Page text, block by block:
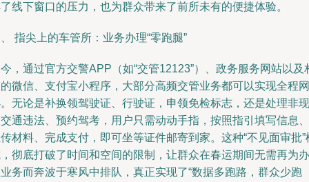
线下窗口的压力，也为群众带来了前所未有的便捷体验。
指尖上的车管所：业务办理“零跑腿”
，通过官方交警APP（如“交管12123”）、政务服务网站以及
微信、支付宝小程序，大部分高频交管业务都可以实现全程网
无论是补换领驾驶证、行驶证，申领免检标志，还是处理非现
通违法、预约驾考，用户只需动动手指，按照指引填写信息、
材料、完成支付，即可坐等证件邮寄到家。这种“不见面审批”
彻底打破了时间和空间的限制，让群众在春运期间无需再为办
务而奔波于寒风中排队，真正实现了“数据多跑路，群众少跑